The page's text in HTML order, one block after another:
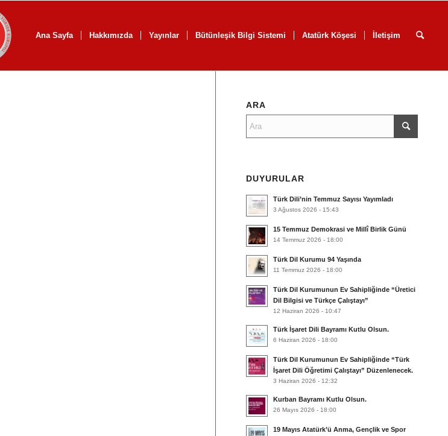
Ana Sayfa Hakkımızda Yayınlar Bütünleşik Bilgi Sistemi Atatürk Köşesi İletişim
ARA
DUYURULAR
Türk Dili’nin Temmuz Sayısı Yayımladı
3 Ağustos 2026 - 15:43
15 Temmuz Demokrasi ve Millî Birlik Günü
14 Temmuz 2026 - 18:00
Türk Dil Kurumu 94 Yaşında
11 Temmuz 2026 - 18:00
Türk Dil Kurumunun Ev Sahipliğinde “Üretici
Dil Bilgisi ve Türkçe Çalıştayı”
12 Haziran 2026 - 10:47
Türk İşaret Dili Bayramı Kutlu Olsun.
6 Haziran 2026 - 18:00
Türk Dil Kurumunun Ev Sahipliğinde “Türk
İşaret Dili Öğretimi Çalıştayı” Düzenlenecek.
3 Haziran 2026 - 12:32
Kurban Bayramı Kutlu Olsun.
26 Mayıs 2026 - 18:00
19 Mayıs Atatürk’ü Anma, Gençlik ve Spor